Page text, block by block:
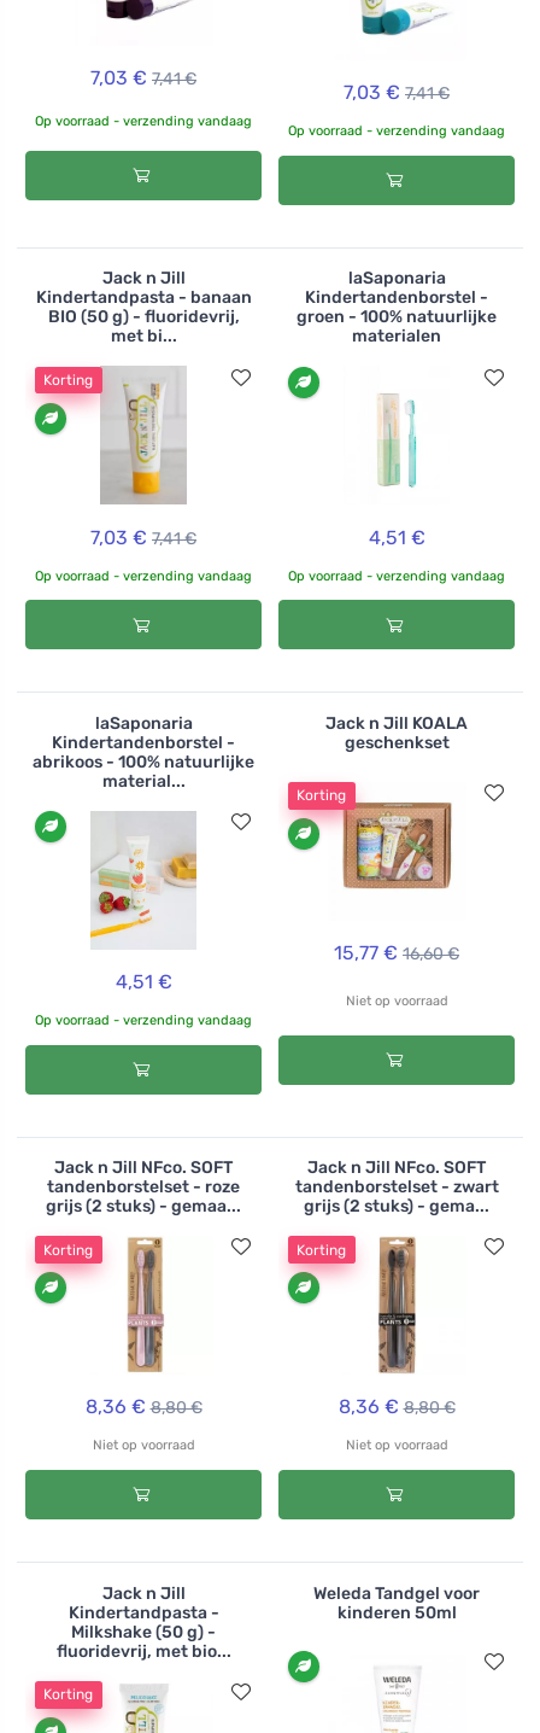
7,03 € 7,41 €
Op voorraad - verzending vandaag
7,03 € 7,41 €
Op voorraad - verzending vandaag
Jack n Jill
Kindertandpasta - banaan
BIO (50 g) - fluoridevrij,
met bi...
Korting
7,03 € 7,41 €
Op voorraad - verzending vandaag
laSaponaria
Kindertandenborstel -
groen - 100% natuurlijke
materialen
4,51 €
Op voorraad - verzending vandaag
laSaponaria
Kindertandenborstel -
abrikoos - 100% natuurlijke
material...
4,51 €
Op voorraad - verzending vandaag
Jack n Jill KOALA
geschenkset
Korting
15,77 € 16,60 €
Niet op voorraad
Jack n Jill NFco. SOFT
tandenborstelset - roze
grijs (2 stuks) - gemaa...
Korting
8,36 € 8,80 €
Niet op voorraad
Jack n Jill NFco. SOFT
tandenborstelset - zwart
grijs (2 stuks) - gema...
Korting
8,36 € 8,80 €
Niet op voorraad
Jack n Jill
Kindertandpasta -
Milkshake (50 g) -
fluoridevrij, met bio...
Korting
Weleda Tandgel voor
kinderen 50ml